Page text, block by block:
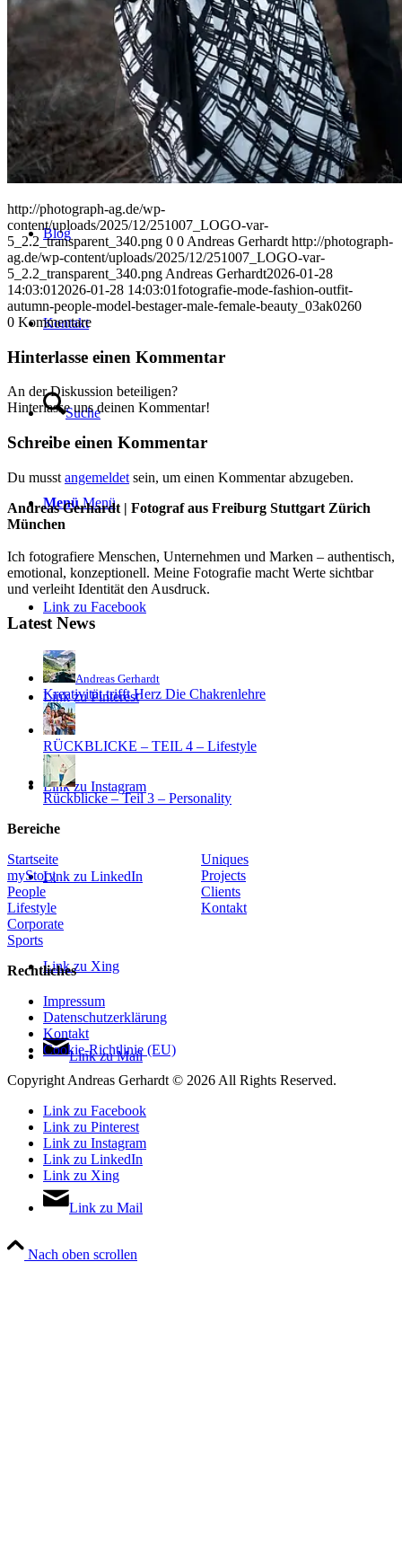
Clients
Blog
Kontakt
Suche
Menü Menü
Link zu Facebook
Link zu Pinterest
Link zu Instagram
Link zu LinkedIn
Link zu Xing
Link zu Mail
http://photograph-ag.de/wp-
content/uploads/2025/12/251007_LOGO-var-
5_2.2_transparent_340.png 0 0 Andreas Gerhardt http://photograph-
ag.de/wp-content/uploads/2025/12/251007_LOGO-var-
5_2.2_transparent_340.png Andreas Gerhardt2026-01-28
14:03:01 2026-01-28 14:03:01fotografie-mode-fashion-outfit-
autumn-people-model-bestager-male-female-beauty_03ak0260
0 Kommentare
Hinterlasse einen Kommentar
An der Diskussion beteiligen?
Hinterlasse uns deinen Kommentar!
Schreibe einen Kommentar
Du musst angemeldet sein, um einen Kommentar abzugeben.
Andreas Gerhardt | Fotograf aus Freiburg Stuttgart Zürich
München
Ich fotografiere Menschen, Unternehmen und Marken – authentisch,
emotional, konzeptionell. Meine Fotografie macht Werte sichtbar
und verleiht Identität den Ausdruck.
Latest News
Andreas Gerhardt
Kreativität trifft Herz Die Chakrenlehre
RÜCKBLICKE – TEIL 4 – Lifestyle
Rückblicke – Teil 3 – Personality
Bereiche
Startseite
myStory
People
Lifestyle
Corporate
Sports
Uniques
Projects
Clients
Kontakt
Rechtliches
Impressum
Datenschutzerklärung
Kontakt
Cookie-Richtlinie (EU)
Copyright Andreas Gerhardt © 2026 All Rights Reserved.
Link zu Facebook
Link zu Pinterest
Link zu Instagram
Link zu LinkedIn
Link zu Xing
Link zu Mail
Nach oben scrollen